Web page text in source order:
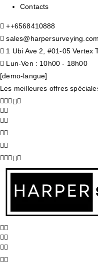
Contacts
++6568410888
sales@harpersurveying.com
1 Ubi Ave 2, #01-05 Vertex
Lun-Ven : 10h00 - 18h00
[demo-langue]
Les meilleures offres